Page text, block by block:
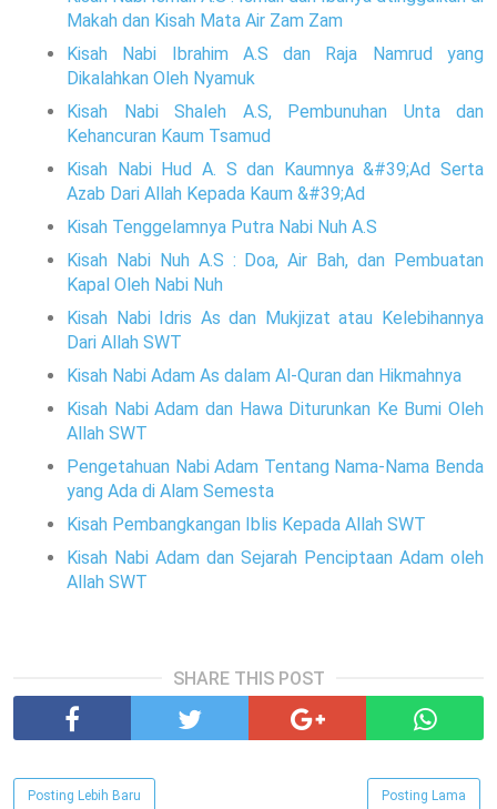
Makah dan Kisah Mata Air Zam Zam
Kisah Nabi Ibrahim A.S dan Raja Namrud yang
Dikalahkan Oleh Nyamuk
Kisah Nabi Shaleh A.S, Pembunuhan Unta dan
Kehancuran Kaum Tsamud
Kisah Nabi Hud A. S dan Kaumnya &#39;Ad Serta
Azab Dari Allah Kepada Kaum &#39;Ad
Kisah Tenggelamnya Putra Nabi Nuh A.S
Kisah Nabi Nuh A.S : Doa, Air Bah, dan Pembuatan
Kapal Oleh Nabi Nuh
Kisah Nabi Idris As dan Mukjizat atau Kelebihannya
Dari Allah SWT
Kisah Nabi Adam As dalam Al-Quran dan Hikmahnya
Kisah Nabi Adam dan Hawa Diturunkan Ke Bumi Oleh
Allah SWT
Pengetahuan Nabi Adam Tentang Nama-Nama Benda
yang Ada di Alam Semesta
Kisah Pembangkangan Iblis Kepada Allah SWT
Kisah Nabi Adam dan Sejarah Penciptaan Adam oleh
Allah SWT
SHARE THIS POST
Posting Lebih Baru Posting Lama